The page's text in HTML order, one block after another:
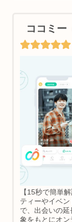
ココミー
【15秒で簡単
ティーやイベ
で、出会いの
象をもとにオ